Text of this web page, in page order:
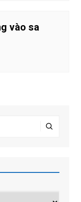
vào sa